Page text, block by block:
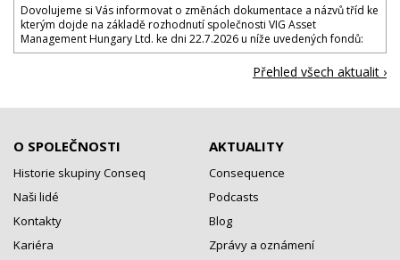
Dovolujeme si Vás informovat o změnách dokumentace a názvů tříd ke
kterým dojde na základě rozhodnutí společnosti VIG Asset
Management Hungary Ltd. ke dni 22.7.2026 u níže uvedených fondů:
Přehled všech aktualit ›
O SPOLEČNOSTI
Historie skupiny Conseq
Naši lidé
Kontakty
Kariéra
AKTUALITY
Consequence
Podcasts
Blog
Zprávy a oznámení